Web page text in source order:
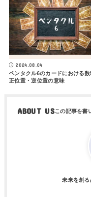
2024.08.04
ペンタクル6のカードにおける数
正位置・逆位置の意味
ABOUT US
未来を創